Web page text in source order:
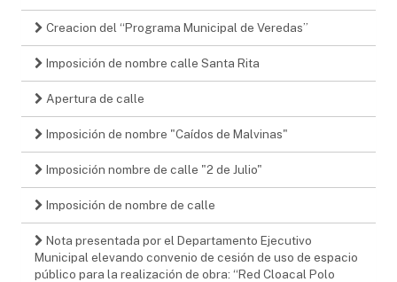
Creacion del “Programa Municipal de Veredas”
Imposición de nombre calle Santa Rita
Apertura de calle
Imposición de nombre "Caídos de Malvinas"
Imposición nombre de calle "2 de Julio"
Imposición de nombre de calle
Nota presentada por el Departamento Ejecutivo
Municipal elevando convenio de cesión de uso de espacio
público para la realización de obra: “Red Cloacal Polo